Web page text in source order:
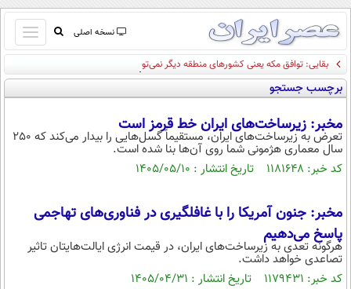
نسخه اصلی
باز
و
بسته
کردن
صفحه اول
جستجو
نظرسنجی
آب و هوا
پیوند ها
سیاسی
اقتصاد
بقایی: توافق مکه یعنی کشورهای منطقه دیگر نمی‌توانند به آمریکا متکی باشند
برچسب جستجو
مخبر: زیرساخت‌های ایران خط قرمز است
تعرض به زیرساخت‌های ایران، مستقیماً گسل‌هایی را بیدار می‌کند که 250
سال معماری هژمونی شما روی آن‌ها بنا شده است.
کد خبر: ۱۱۸۱۶۴۸ تاریخ انتشار : ۱۴۰۵/۰۵/۱۰
مخبر: جنون آمریکا را با غافلگیری در فناوری‌های تهاجمی
پاسخ می‌دهیم
هرگونه تعدی به زیرساخت‌های ایران، در قیمت انرژی ایالت‌هایتان تاثیر
تصاعدی خواهد داشت.
کد خبر: ۱۱۷۹۴۳۱ تاریخ انتشار : ۱۴۰۵/۰۴/۳۱